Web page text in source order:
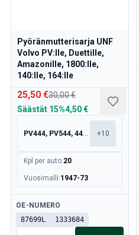
Volvo 850 korin osat
Volvo 850 Polttoaine-/
Volvo 850 Sisätilojen osat
Volvo 850 Jäähdytysjärjestelmä
Volvo 850 moottorin osat
Volvo 850 Sähkölaitteet
Volvo 850 Ohjaus/jousitus
Volvo 850 Erilaiset osat
Jarrut
Sähköjärjestelmä
Moottori
Pyöränmutterisarja UNF
Volvo PV:lle, Duettille,
Amazonille, 1800:lle,
140:lle, 164:lle
25,50 €30,00 €
Säästät 15%4,50 €
PV444, PV544, 445, 210 +10
Kpl per auto:20
Vuosimalli:1947-73
Saatavilla
OE-NUMERO
87699L
1333684